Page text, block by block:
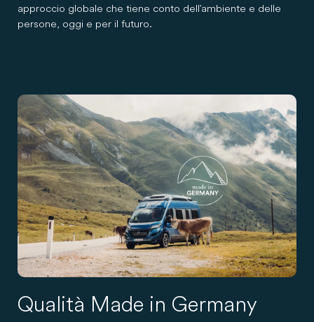
approccio globale che tiene conto dell'ambiente e delle
persone, oggi e per il futuro.
Qualità Made in Germany